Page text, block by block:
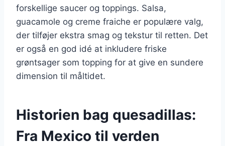
forskellige saucer og toppings. Salsa,
guacamole og creme fraiche er populære valg,
der tilføjer ekstra smag og tekstur til retten. Det
er også en god idé at inkludere friske
grøntsager som topping for at give en sundere
dimension til måltidet.
Historien bag quesadillas:
Fra Mexico til verden